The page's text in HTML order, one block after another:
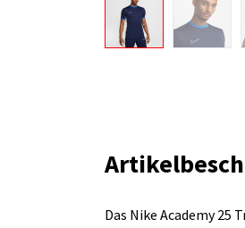
Das Nike Academy